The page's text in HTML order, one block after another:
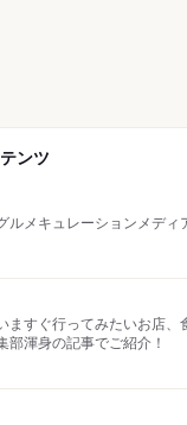
ンツ
ルメキュレーションメディ
ますぐ行ってみたいお店、
部渾身の記事でご紹介！